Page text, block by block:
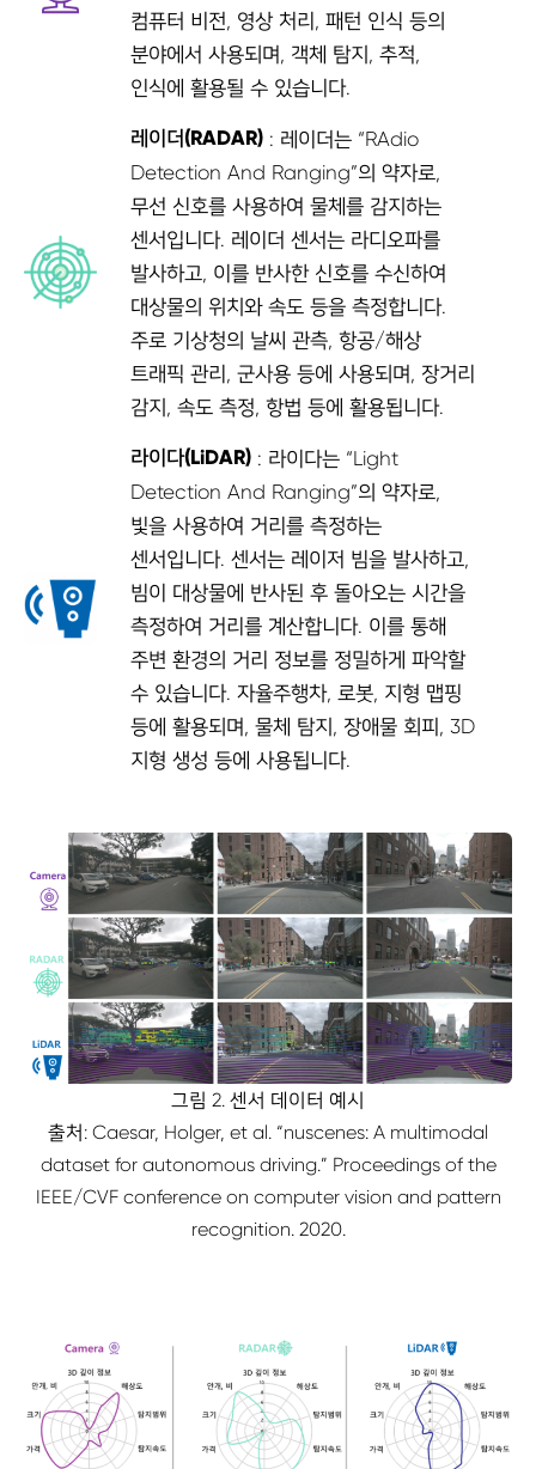
컴퓨터 비전, 영상 처리, 패턴 인식 등의
분야에서 사용되며, 객체 탐지, 추적,
인식에 활용될 수 있습니다.
레이더(RADAR): 레이더는 “RAdio
Detection And Ranging”의 약자로,
무선 신호를 사용하여 물체를 감지하는
센서입니다. 레이더 센서는 라디오파를
발사하고, 이를 반사한 신호를 수신하여
대상물의 위치와 속도 등을 측정합니다.
주로 기상청의 날씨 관측, 항공/해상
트래픽 관리, 군사용 등에 사용되며, 장거리
감지, 속도 측정, 항법 등에 활용됩니다.
라이다(LiDAR): 라이다는 “Light
Detection And Ranging”의 약자로,
빛을 사용하여 거리를 측정하는
센서입니다. 센서는 레이저 빔을 발사하고,
빔이 대상물에 반사된 후 돌아오는 시간을
측정하여 거리를 계산합니다. 이를 통해
주변 환경의 거리 정보를 정밀하게 파악할
수 있습니다. 자율주행차, 로봇, 지형 맵핑
등에 활용되며, 물체 탐지, 장애물 회피, 3D
지형 생성 등에 사용됩니다.
그림 2. 센서 데이터 예시
출처: Caesar, Holger, et al. “nuscenes: A multimodal
dataset for autonomous driving.” Proceedings of the
IEEE/CVF conference on computer vision and pattern
recognition. 2020.